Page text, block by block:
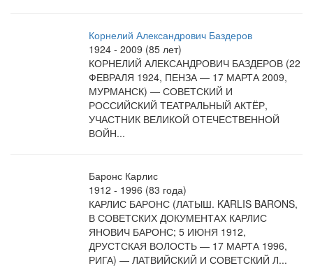
Корнелий Александрович Баздеров
1924 - 2009 (85 лет)
КОРНЕЛИЙ АЛЕКСАНДРОВИЧ БАЗДЕРОВ (22
ФЕВРАЛЯ 1924, ПЕНЗА — 17 МАРТА 2009,
МУРМАНСК) — СОВЕТСКИЙ И
РОССИЙСКИЙ ТЕАТРАЛЬНЫЙ АКТЁР,
УЧАСТНИК ВЕЛИКОЙ ОТЕЧЕСТВЕННОЙ
ВОЙН...
Баронс Карлис
1912 - 1996 (83 года)
КАРЛИС БАРОНС (ЛАТЫШ. KARLIS BARONS,
В СОВЕТСКИХ ДОКУМЕНТАХ КАРЛИС
ЯНОВИЧ БАРОНС; 5 ИЮНЯ 1912,
ДРУСТСКАЯ ВОЛОСТЬ — 17 МАРТА 1996,
РИГА) — ЛАТВИЙСКИЙ И СОВЕТСКИЙ Л...